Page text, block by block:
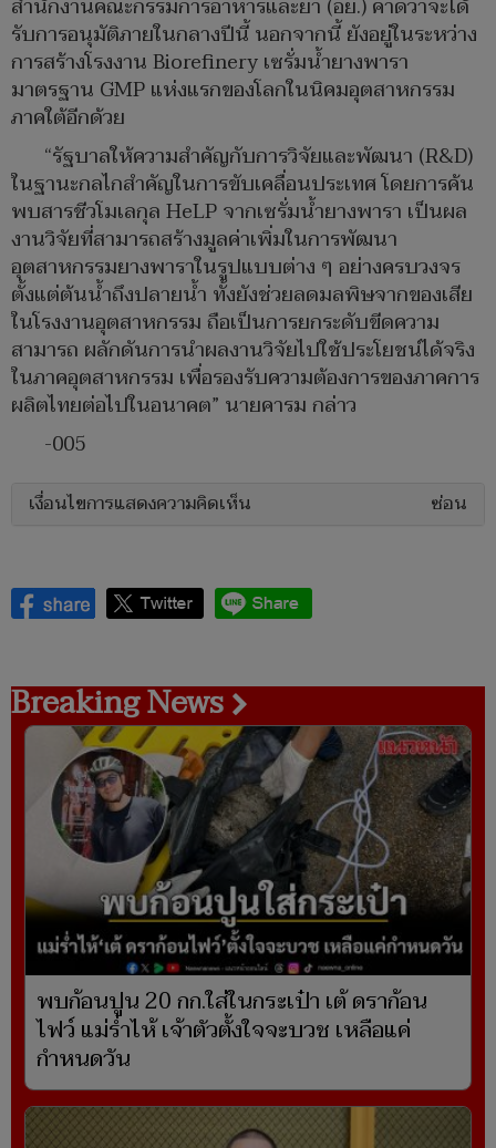
สำนักงานคณะกรรมการอาหารและยา (อย.) คาดว่าจะได้
รับการอนุมัติภายในกลางปีนี้ นอกจากนี้ ยังอยู่ในระหว่าง
การสร้างโรงงาน Biorefinery เซรั่มน้ำยางพารา
มาตรฐาน GMP แห่งแรกของโลกในนิคมอุตสาหกรรม
ภาคใต้อีกด้วย
“รัฐบาลให้ความสำคัญกับการวิจัยและพัฒนา (R&D)
ในฐานะกลไกสำคัญในการขับเคลื่อนประเทศ โดยการค้น
พบสารชีวโมเลกุล HeLP จากเซรั่มน้ำยางพารา เป็นผล
งานวิจัยที่สามารถสร้างมูลค่าเพิ่มในการพัฒนา
อุตสาหกรรมยางพาราในรูปแบบต่าง ๆ อย่างครบวงจร
ตั้งแต่ต้นน้ำถึงปลายน้ำ ทั้งยังช่วยลดมลพิษจากของเสีย
ในโรงงานอุตสาหกรรม ถือเป็นการยกระดับขีดความ
สามารถ ผลักดันการนำผลงานวิจัยไปใช้ประโยชน์ได้จริง
ในภาคอุตสาหกรรม เพื่อรองรับความต้องการของภาคการ
ผลิตไทยต่อไปในอนาคต” นายคารม กล่าว
-005
เงื่อนไขการแสดงความคิดเห็น ซ่อน
Breaking News
พบก้อนปูน 20 กก.ใส่ในกระเป๋า เต้ ดราก้อน
ไฟว์ แม่ร่ำไห้ เจ้าตัวตั้งใจจะบวช เหลือแค่
กำหนดวัน